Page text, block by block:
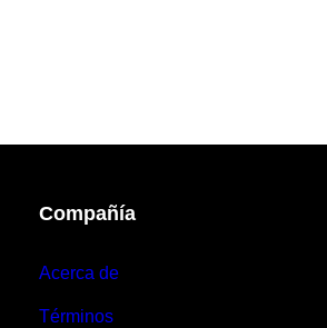
Compañía
Acerca de
Términos